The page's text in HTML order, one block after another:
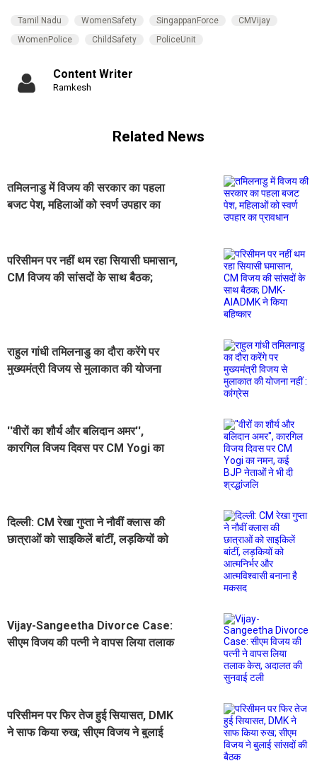
Tamil Nadu WomenSafety SingappanForce
CMVijay
WomenPolice
ChildSafety PoliceUnit
Content Writer
Ramkesh
Related News
तमिलनाडु में विजय की सरकार का पहला
बजट पेश, महिलाओं को स्वर्ण उपहार का
परिसीमन पर नहीं थम रहा सियासी घमासान,
CM विजय की सांसदों के साथ बैठक;
राहुल गांधी तमिलनाडु का दौरा करेंगे पर
मुख्यमंत्री विजय से मुलाकात की योजना
''वीरों का शौर्य और बलिदान अमर'',
कारगिल विजय दिवस पर CM Yogi का
दिल्ली: CM रेखा गुप्ता ने नौवीं क्लास की
छात्राओं को साइकिलें बांटीं, लड़कियों को
Vijay-Sangeetha Divorce Case:
सीएम विजय की पत्नी ने वापस लिया तलाक
परिसीमन पर फिर तेज हुई सियासत, DMK
ने साफ किया रुख; सीएम विजय ने बुलाई